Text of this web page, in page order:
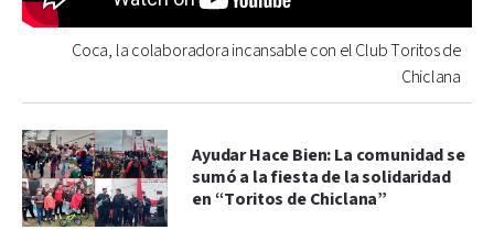
Coca, la colaboradora incansable con el Club Toritos de
Chiclana
Ayudar Hace Bien: La comunidad se
sumó a la fiesta de la solidaridad
en “Toritos de Chiclana”